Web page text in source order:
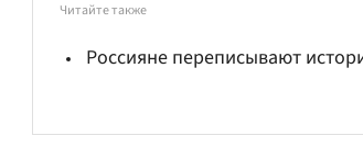
Читайте также
Россияне переписывают